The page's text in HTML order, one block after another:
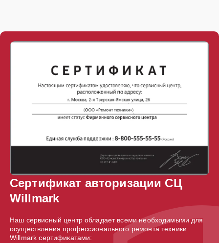
Сертификат авторизации СЦ
Willmark
Наш сервисный центр обладает всеми необходимыми для
осуществления профессионального ремонта техники
Willmark сертификатами: